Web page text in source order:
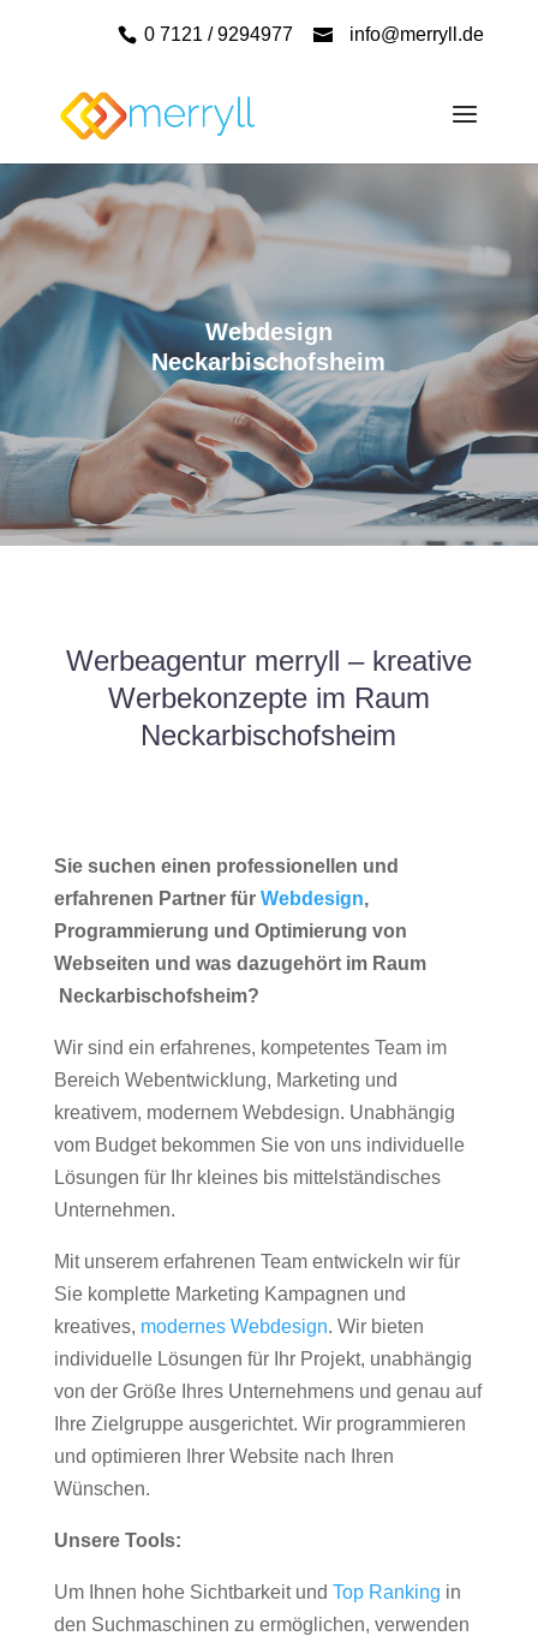
0 7121 / 9294977 info@merryll.de
Webdesign
Neckarbischofsheim
Werbeagentur merryll – kreative
Werbekonzepte im Raum
Neckarbischofsheim
Sie suchen einen professionellen und
erfahrenen Partner für Webdesign,
Programmierung und Optimierung von
Webseiten und was dazugehört im Raum
Neckarbischofsheim?
Wir sind ein erfahrenes, kompetentes Team im
Bereich Webentwicklung, Marketing und
kreativem, modernem Webdesign. Unabhängig
vom Budget bekommen Sie von uns individuelle
Lösungen für Ihr kleines bis mittelständisches
Unternehmen.
Mit unserem erfahrenen Team entwickeln wir für
Sie komplette Marketing Kampagnen und
kreatives, modernes Webdesign. Wir bieten
individuelle Lösungen für Ihr Projekt, unabhängig
von der Größe Ihres Unternehmens und genau auf
Ihre Zielgruppe ausgerichtet. Wir programmieren
und optimieren Ihrer Website nach Ihren
Wünschen.
Unsere Tools:
Um Ihnen hohe Sichtbarkeit und Top Ranking in
den Suchmaschinen zu ermöglichen, verwenden